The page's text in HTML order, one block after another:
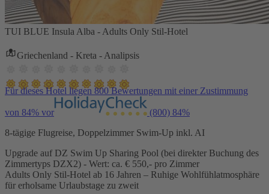
TUI BLUE Insula Alba - Adults Only Stil-Hotel
Griechenland - Kreta - Analipsis
Für dieses Hotel liegen 800 Bewertungen mit einer Zustimmung
von 84% vor (800) 84%
8-tägige Flugreise, Doppelzimmer Swim-Up inkl. AI
Upgrade auf DZ Swim Up Sharing Pool (bei direkter Buchung des
Zimmertyps DZX2) - Wert: ca. € 550,- pro Zimmer
Adults Only Stil-Hotel ab 16 Jahren – Ruhige Wohlfühlatmosphäre
für erholsame Urlaubstage zu zweit